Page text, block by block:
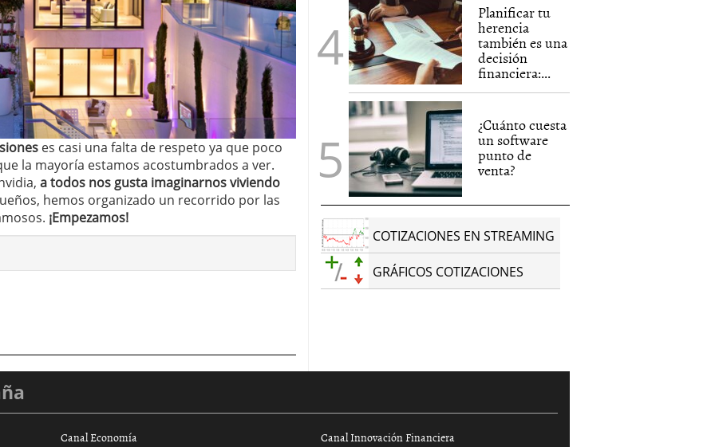
es casi una falta de respeto ya que poco
la mayoría estamos acostumbrados a ver.
a todos nos gusta imaginarnos viviendo
hemos organizado un recorrido por las
¡Empezamos!
Planificar tu
herencia
también es una
decisión
financiera:...
¿Cuánto cuesta
un software
punto de
venta?
COTIZACIONES EN STREAMING
GRÁFICOS COTIZACIONES
Canal Economía Canal Innovación Financiera